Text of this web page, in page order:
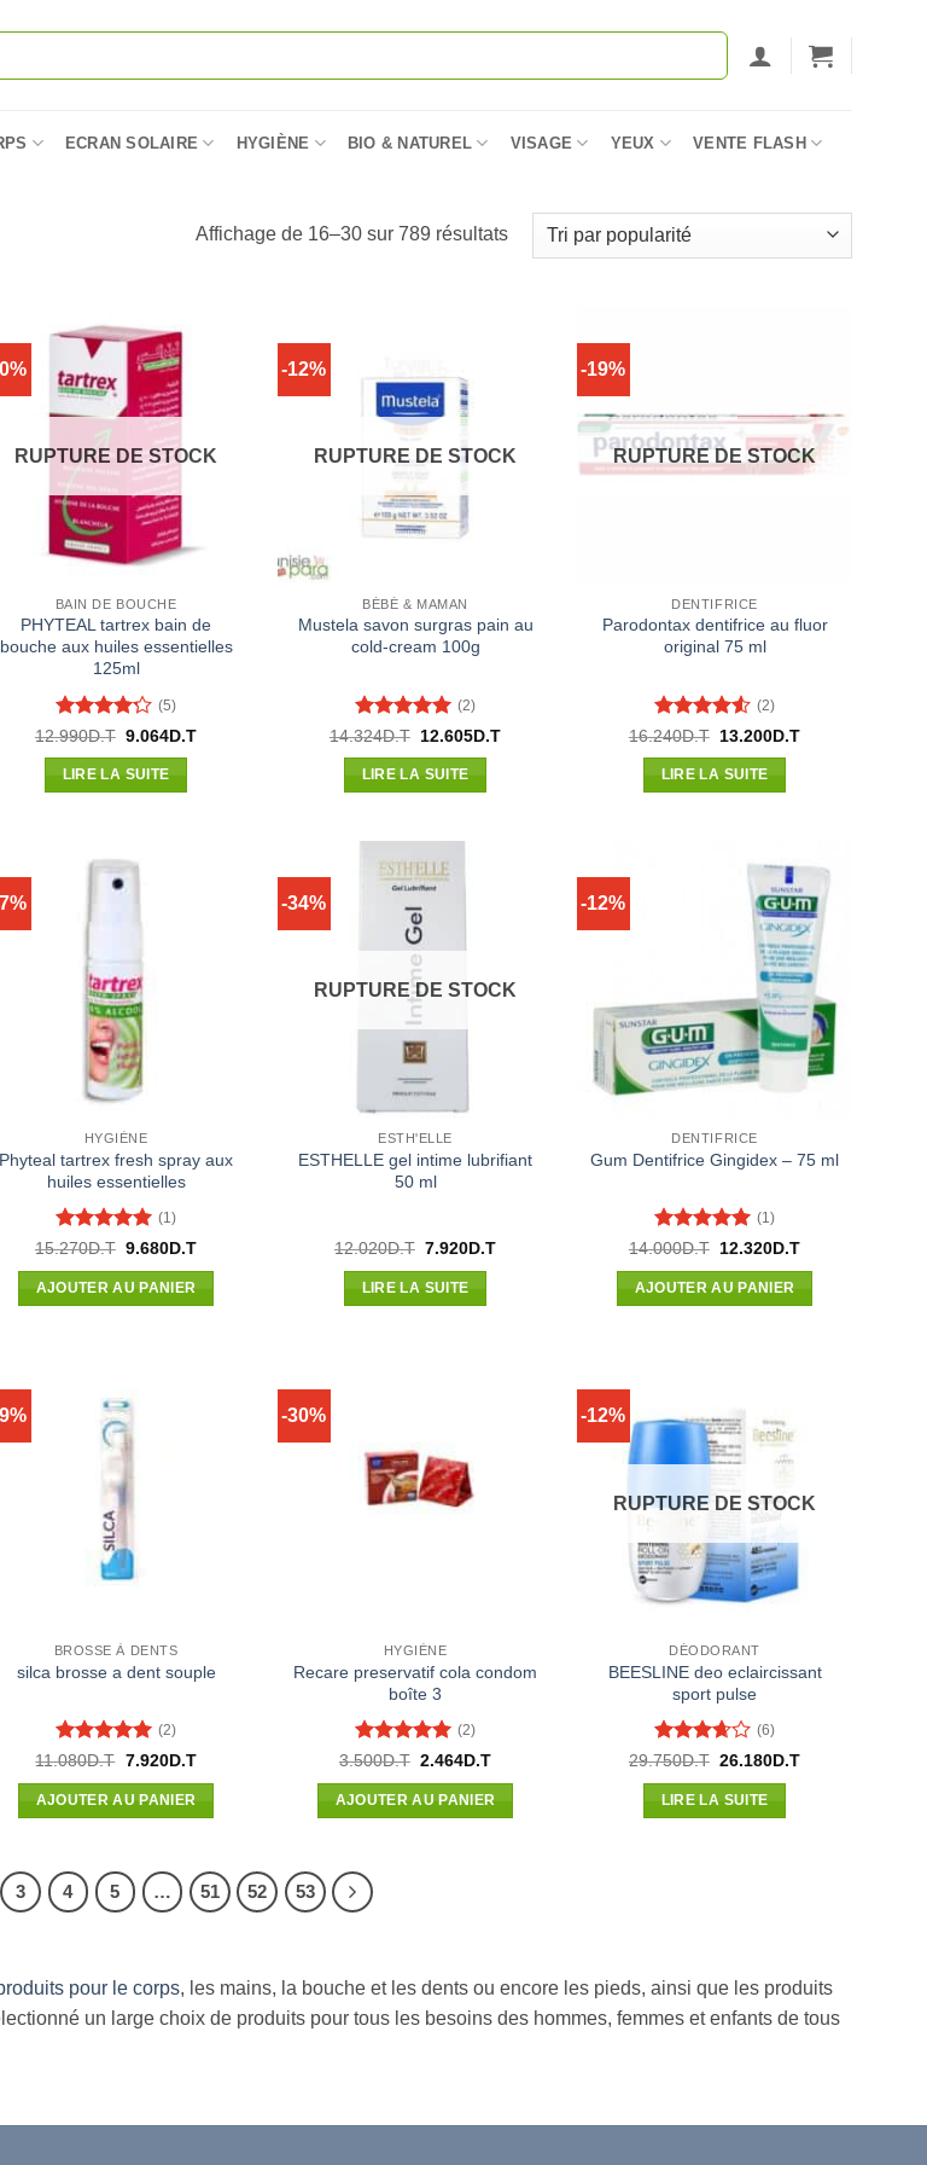
ECRAN SOLAIRE HYGIÈNE BIO & NATUREL VISAGE YEUX VENTE FLASH
Affichage de 16–30 sur 789 résultatsTrié
par
RUPTURE DE STOCK
BAIN DE BOUCHE
PHYTEAL tartrex bain de
bouche aux huiles essentielles
125ml
Note4.2
(5)
12.990D.T Le
initial
était :
9.064D.TLe
LIRE LA SUITE
-12%
RUPTURE DE STOCK
BÉBÉ & MAMAN
Mustela savon surgras pain au
cold-cream 100g
Note5 sur
(2)
14.324D.T Le
initial
était :
12.605D.TLe
LIRE LA SUITE
-19%
RUPTURE DE STOCK
DENTIFRICE
Parodontax dentifrice au fluor
original 75 ml
Note4.5
(2)
16.240D.T Le
initial
était :
13.200D.TLe
LIRE LA SUITE
HYGIÈNE
Phyteal tartrex fresh spray aux
huiles essentielles
Note5sur
(1)
15.270D.T Le
initial
était :
9.680D.TLe
AJOUTER AU PANIER
-34%
RUPTURE DE STOCK
ESTH'ELLE
ESTHELLE gel intime lubrifiant
50 ml
12.020D.T Le
initial
était :
7.920D.TLe
LIRE LA SUITE
-12%
DENTIFRICE
Gum Dentifrice Gingidex – 75 ml
Note5 sur
(1)
14.000D.T Le
initial
était :
12.320D.TLe
AJOUTER AU PANIER
BROSSE À DENTS
silca brosse a dent souple
Note5sur
(2)
11.080D.T Le
initial
était :
7.920D.TLe
est :
AJOUTER AU PANIER
-30%
HYGIÈNE
Recare preservatif cola condom
boîte 3
Note5 sur
(2)
3.500D.T Le
initial
était :
2.464D.TLe
actuel
est :
AJOUTER AU PANIER
-12%
RUPTURE DE STOCK
DÉODORANT
BEESLINE deo eclaircissant
sport pulse
Note
5
(6)
29.750D.T Le
initial
était :
26.180D.TLe
LIRE LA SUITE
3 4 5 … 51 52 53
pour le corps, les mains, la bouche et les dents ou encore les pieds, ainsi que les produits
un large choix de produits pour tous les besoins des hommes, femmes et enfants de tous